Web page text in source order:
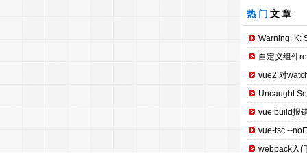
热门 文章
Warning: K:
自定义组件
vue2 对
Uncaught
vue build报
vue-tsc --
webpack入